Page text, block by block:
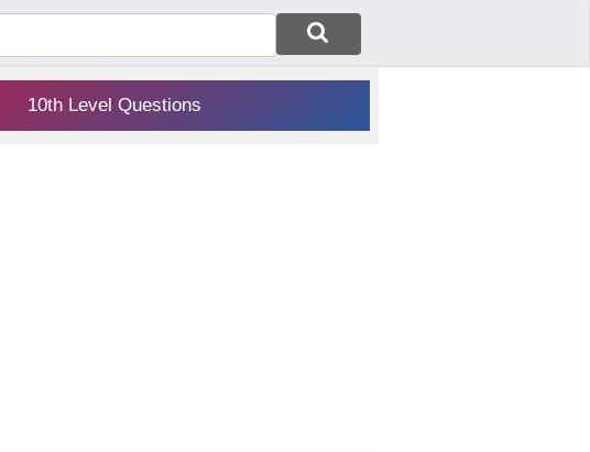
10th Level Questions